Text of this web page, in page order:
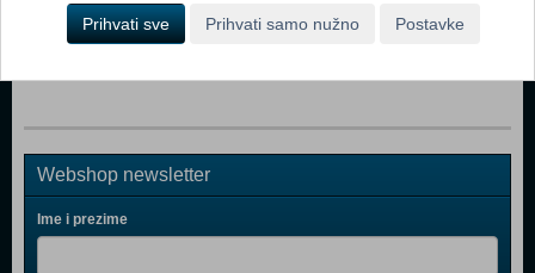
Boon - Frog Pod (B10087)
Webshop newsletter
Ime i prezime
Prihvati sve Prihvati samo nužno Postavke